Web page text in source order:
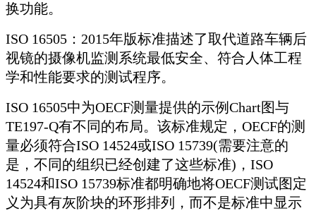
换功能。
ISO 16505：2015年版标准描述了取代道路车辆后
视镜的摄像机监测系统最低安全、符合人体工程
学和性能要求的测试程序。
ISO 16505中为OECF测量提供的示例Chart图与
TE197-Q有不同的布局。该标准规定，OECF的测
量必须符合ISO 14524或ISO 15739(需要注意的
是，不同的组织已经创建了这些标准)，ISO
14524和ISO 15739标准都明确地将OECF测试图定
义为具有灰阶块的环形排列，而不是标准中显示